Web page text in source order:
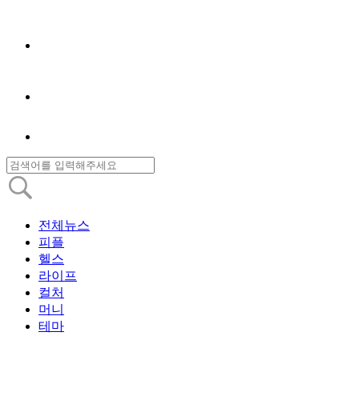
전체뉴스
피플
헬스
라이프
컬처
머니
테마